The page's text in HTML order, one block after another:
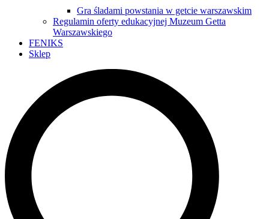
Gra śladami powstania w getcie warszawskim
Regulamin oferty edukacyjnej Muzeum Getta
Warszawskiego
FENIKS
Sklep